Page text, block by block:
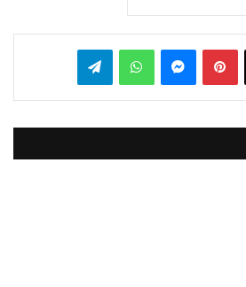
بينتيريست واتساب